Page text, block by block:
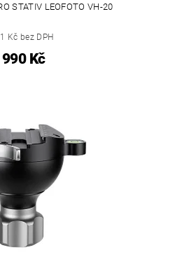
STATIV LEOFOTO VH-20
Kč bez DPH
Kč